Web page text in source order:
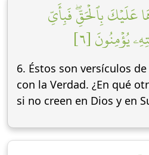
عَلَيۡكَ بِٱلۡحَقِّۖ فَبِأَيِّ
يُؤۡمِنُونَ [٦]
6. Éstos son versículos
con la Verdad. ¿En qué
si no creen en Dios y en